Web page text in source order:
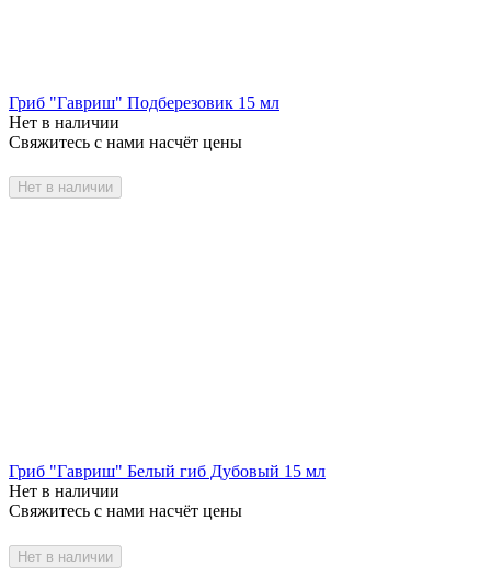
Гриб "Гавриш" Подберезовик 15 мл
Нет в наличии
Свяжитесь с нами насчёт цены
Нет в наличии
Гриб "Гавриш" Белый гиб Дубовый 15 мл
Нет в наличии
Свяжитесь с нами насчёт цены
Нет в наличии